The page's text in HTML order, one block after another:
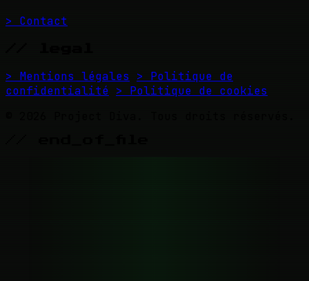
> Contact
> Mentions légales
> Politique de
confidentialité > Politique de cookies